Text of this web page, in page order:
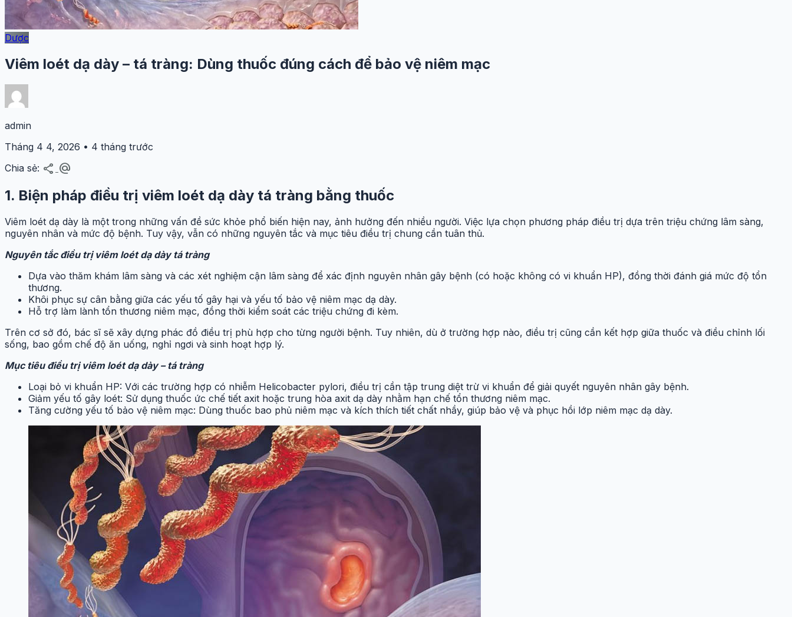
Dược
Viêm loét dạ dày – tá tràng: Dùng thuốc đúng cách để bảo vệ niêm mạc
admin
Tháng 4 4, 2026 • 4 tháng trước
Chia sẻ: share alternate_email
1. Biện pháp điều trị viêm loét dạ dày tá tràng bằng thuốc
Viêm loét dạ dày là một trong những vấn đề sức khỏe phổ biến hiện nay, ảnh hưởng đến nhiều người. Việc lựa chọn phương pháp điều trị dựa trên triệu chứng lâm sàng,
nguyên nhân và mức độ bệnh. Tuy vậy, vẫn có những nguyên tắc và mục tiêu điều trị chung cần tuân thủ.
Nguyên tắc điều trị viêm loét dạ dày tá tràng
Dựa vào thăm khám lâm sàng và các xét nghiệm cận lâm sàng để xác định nguyên nhân gây bệnh (có hoặc không có vi khuẩn HP), đồng thời đánh giá mức độ tổn
thương.
Khôi phục sự cân bằng giữa các yếu tố gây hại và yếu tố bảo vệ niêm mạc dạ dày.
Hỗ trợ làm lành tổn thương niêm mạc, đồng thời kiểm soát các triệu chứng đi kèm.
Trên cơ sở đó, bác sĩ sẽ xây dựng phác đồ điều trị phù hợp cho từng người bệnh. Tuy nhiên, dù ở trường hợp nào, điều trị cũng cần kết hợp giữa thuốc và điều chỉnh lối
sống, bao gồm chế độ ăn uống, nghỉ ngơi và sinh hoạt hợp lý.
Mục tiêu điều trị viêm loét dạ dày – tá tràng
Loại bỏ vi khuẩn HP: Với các trường hợp có nhiễm Helicobacter pylori, điều trị cần tập trung diệt trừ vi khuẩn để giải quyết nguyên nhân gây bệnh.
Giảm yếu tố gây loét: Sử dụng thuốc ức chế tiết axit hoặc trung hòa axit dạ dày nhằm hạn chế tổn thương niêm mạc.
Tăng cường yếu tố bảo vệ niêm mạc: Dùng thuốc bao phủ niêm mạc và kích thích tiết chất nhầy, giúp bảo vệ và phục hồi lớp niêm mạc dạ dày.